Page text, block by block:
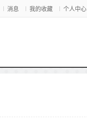
消息 我的收藏 个人中心